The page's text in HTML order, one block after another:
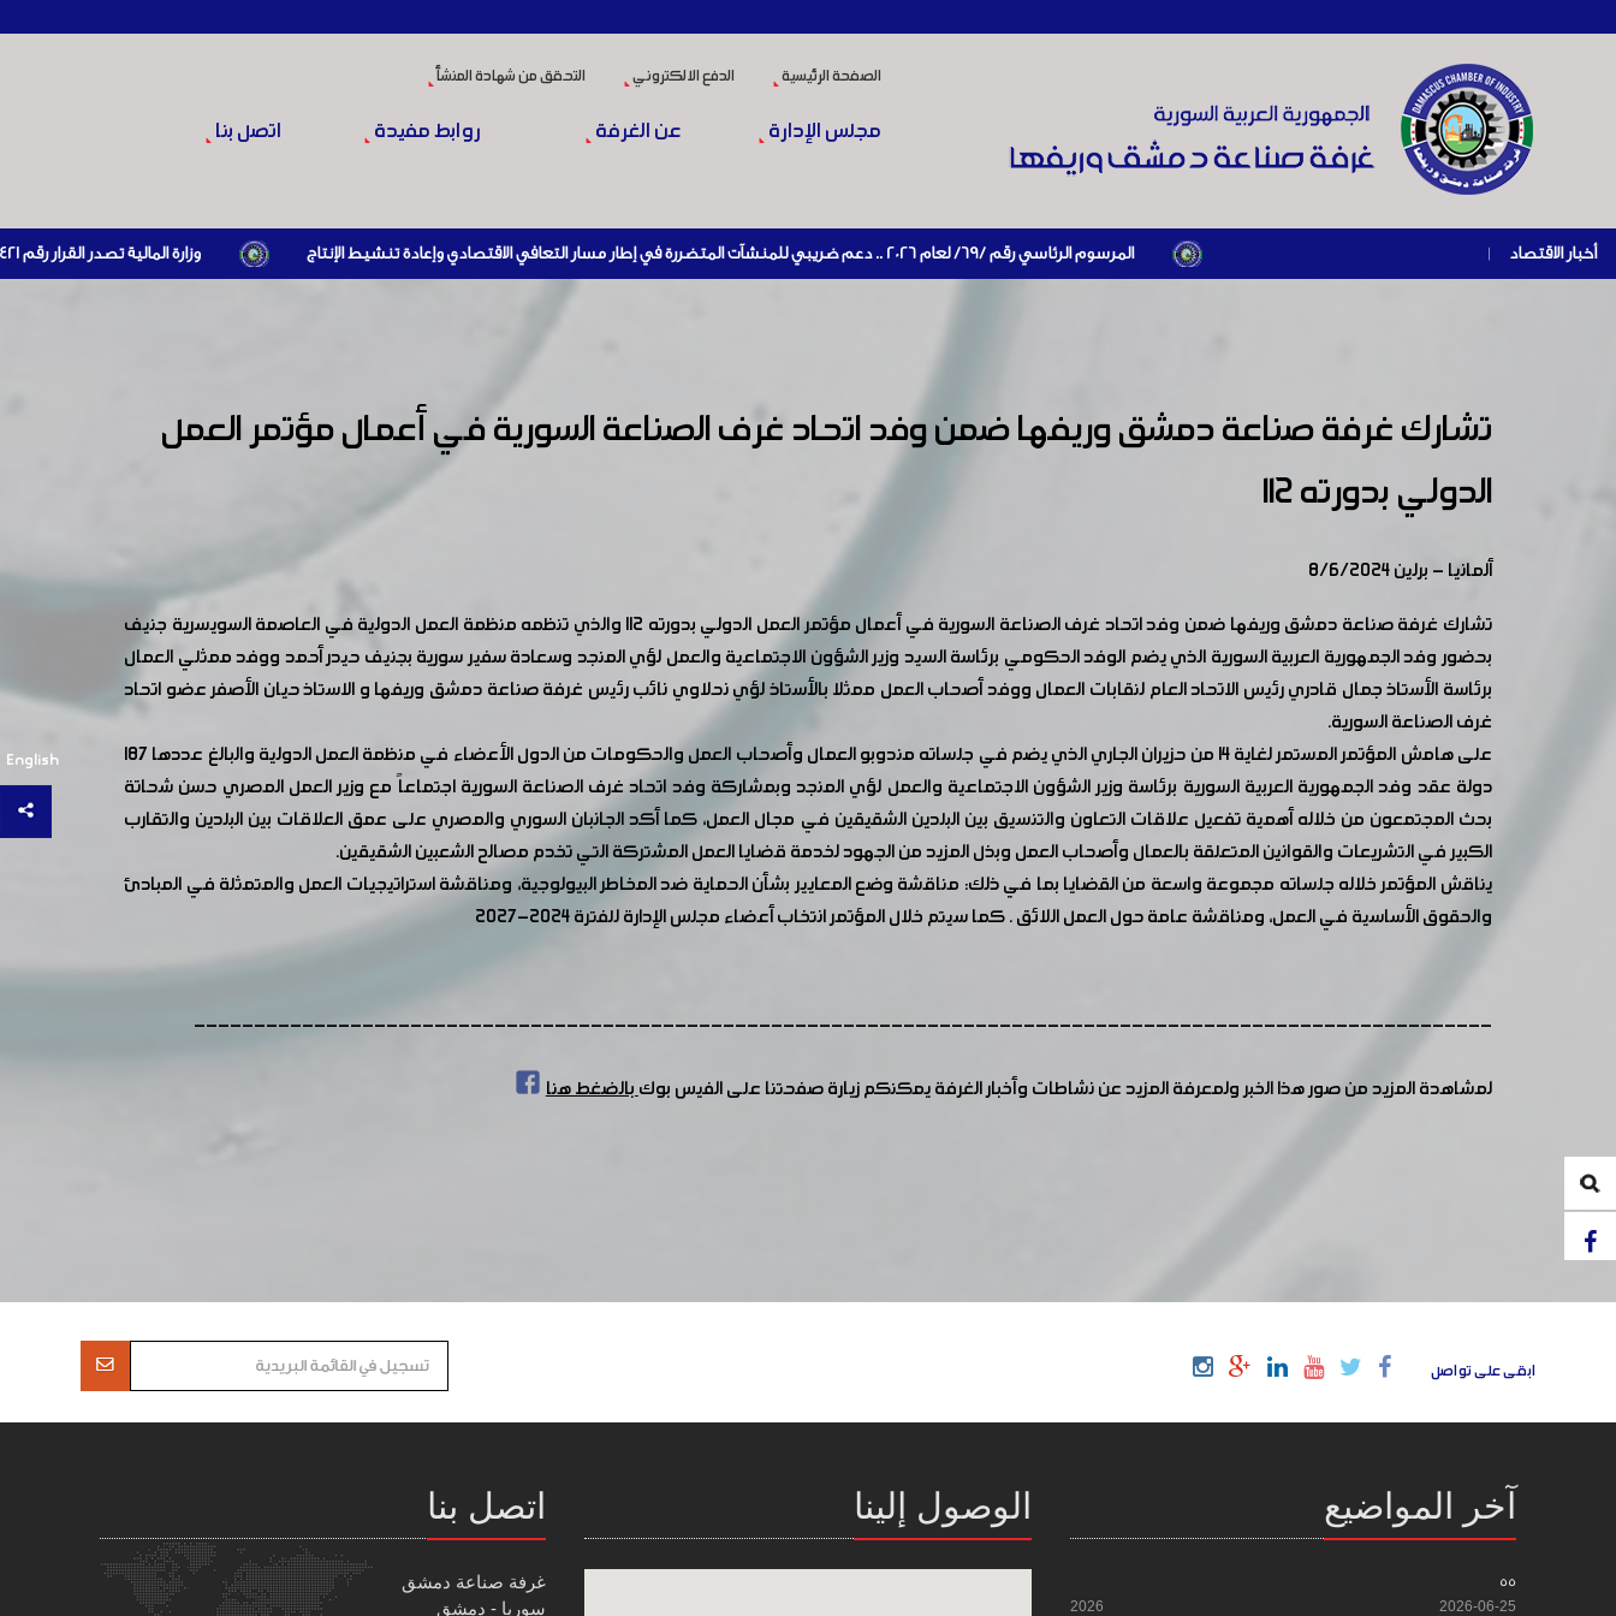
الصفحة الرئيسية الدفع الالكتروني التحقق من شهادة المنشأ
مجلس الإدارة عن الغرفة روابط مفيدة اتصل بنا
أخبار الاقتصاد | المرسوم الرئاسي رقم /69/ لعام 2026 .. دعم ضريبي للمنشآت المتضررة في إطار مسار التعافي الاقتصادي وإعادة تنشيط الإنتاج وزارة المالية تصدر القرار رقم 421 تاريخ 24/3/2026 المتضمن الزام المستوردين بإبراز براءة ذمة مالية سارية صادرة عن الهيئة العامة للضرائب والرسوم أو مديرياتها عند القيام بعمليات الاستيراد
English
تشارك غرفة صناعة دمشق وريفها ضمن وفد اتحاد غرف الصناعة السورية في أعمال مؤتمر العمل
الدولي بدورته 112
ألمانيا - برلين 8/6/2024
تشارك غرفة صناعة دمشق وريفها ضمن وفد اتحاد غرف الصناعة السورية في أعمال مؤتمر العمل الدولي بدورته 112 والذي تنظمه منظمة العمل الدولية في العاصمة السويسرية جنيف
بحضور وفد الجمهورية العربية السورية الذي يضم الوفد الحكومي برئاسة السيد وزير الشؤون الاجتماعية والعمل لؤي المنجد وسعادة سفير سورية بجنيف حيدر أحمد ووفد ممثلي العمال
برئاسة الأستاذ جمال قادري رئيس الاتحاد العام لنقابات العمال ووفد أصحاب العمل ممثلا بالأستاذ لؤي نحلاوي نائب رئيس غرفة صناعة دمشق وريفها و الاستاذ حيان الأصفر عضو اتحاد
غرف الصناعة السورية.
على هامش المؤتمر المستمر لغاية 14 من حزيران الجاري الذي يضم في جلساته مندوبو العمال وأصحاب العمل والحكومات من الدول الأعضاء في منظمة العمل الدولية والبالغ عددها 187
دولة عقد وفد الجمهورية العربية السورية برئاسة وزير الشؤون الاجتماعية والعمل لؤي المنجد وبمشاركة وفد اتحاد غرف الصناعة السورية اجتماعاً مع وزير العمل المصري حسن شحاتة
بحث المجتمعون من خلاله أهمية تفعيل علاقات التعاون والتنسيق بين البلدين الشقيقين في مجال العمل، كما أكد الجانبان السوري والمصري على عمق العلاقات بين البلدين والتقارب
الكبير في التشريعات والقوانين المتعلقة بالعمال وأصحاب العمل وبذل المزيد من الجهود لخدمة قضايا العمل المشتركة التي تخدم مصالح الشعبين الشقيقين.
يناقش المؤتمر خلاله جلساته مجموعة واسعة من القضايا بما في ذلك: مناقشة وضع المعايير بشأن الحماية ضد المخاطر البيولوجية، ومناقشة استراتيجيات العمل والمتمثلة في المبادئ
والحقوق الأساسية في العمل، ومناقشة عامة حول العمل اللائق . كما سيتم خلال المؤتمر انتخاب أعضاء مجلس الإدارة للفترة 2024-2027
------------------------------------------------------------------------------------------------------------
لمشاهدة المزيد من صور هذا الخبر ولمعرفة المزيد عن نشاطات وأخبار الغرفة يمكنكم زيارة صفحتنا على الفيس بوكبالضغط هنا
ابقى على تواصل
آخر المواضيع
55
2026-06-25
2026
الوصول إلينا اتصل بنا
غرفة صناعة دمشق
سوريا - دمشق